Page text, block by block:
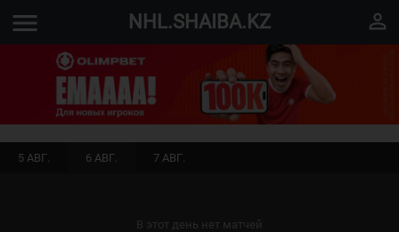
menu NHL.SHAIBA.KZ perm_identity
5 АВГ. 6 АВГ. 7 АВГ.
В этот день нет матчей